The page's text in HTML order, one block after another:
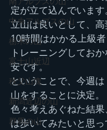
中央アルプスの山
栃木の山
富士山近辺
秩父山塊
新潟近辺の山
群馬の山
定が立て込んでいます。
立山は良いとして、
10時間はかかる上級
トレーニングしてお
安です。
ということで、今週
山をすることに決定。
色々考えあぐねた結
は歩いてみたいと思